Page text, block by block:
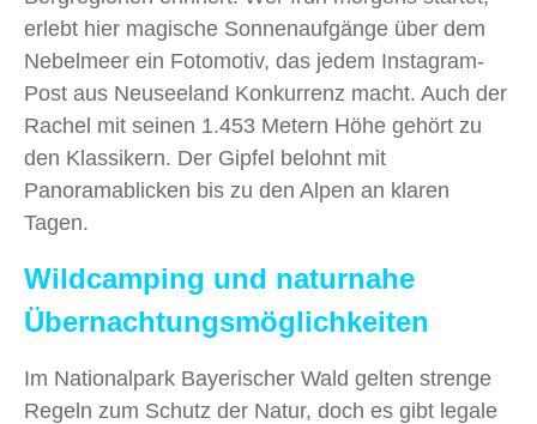
erlebt hier magische Sonnenaufgänge über dem
Nebelmeer ein Fotomotiv, das jedem Instagram-
Post aus Neuseeland Konkurrenz macht. Auch der
Rachel mit seinen 1.453 Metern Höhe gehört zu
den Klassikern. Der Gipfel belohnt mit
Panoramablicken bis zu den Alpen an klaren
Tagen.
Wildcamping und naturnahe
Übernachtungsmöglichkeiten
Im Nationalpark Bayerischer Wald gelten strenge
Regeln zum Schutz der Natur, doch es gibt legale